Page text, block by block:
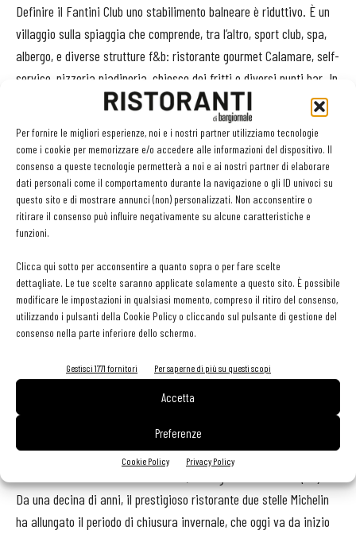
Per fornire le migliori esperienze, noi e i nostri partner utilizziamo tecnologie
come i cookie per memorizzare e/o accedere alle informazioni del dispositivo. Il
consenso a queste tecnologie permetterà a noi e ai nostri partner di elaborare
dati personali come il comportamento durante la navigazione o gli ID univoci su
questo sito e di mostrare annunci (non) personalizzati. Non acconsentire o
ritirare il consenso può influire negativamente su alcune caratteristiche e
funzioni.
Clicca qui sotto per acconsentire a quanto sopra o per fare scelte
dettagliate. Le tue scelte saranno applicate solamente a questo sito. È possibile
modificare le impostazioni in qualsiasi momento, compreso il ritiro del consenso,
utilizzando i pulsanti della Cookie Policy o cliccando sul pulsante di gestione del
consenso nella parte inferiore dello schermo.
Gestisci 1771 fornitori Per saperne di più su questi scopi
Accetta
Preferenze
Cookie Policy Privacy Policy
Definire il Fantini Club uno stabilimento balneare è riduttivo. È un
villaggio sulla spiaggia che comprende, tra l’altro, sport club, spa,
albergo, e diverse strutture f&b: ristorante gourmet Calamare, self-
service, pizzeria piadineria, chiosco dei fritti e diversi punti bar. In
totale, ci sono tre cucine. L’apertura è di circa sette
Trattenere il personale è il problema numero uno, racconta
Claudio Fantini: «Mediamente, abbiamo un turnover dal 20 al 40%
tra sala e cucina. Quest’anno abbiamo cambiato lo chef, in media
riusciamo a tenerli con noi 3-4 anni, poi vogliono fare nuove
esperienze, andare all’estero. La continuità è importante
soprattutto per il Calamare, il ristorante alla carta che ha
executive chef che fa da filtro e mi supporta per la ricerca del
personale e la soluzione di problemi. In agosto, il periodo più caldo,
questa figura di fatto fa lo psicologo. L’altro grande problema è la
sala, che è strategica. Se in cucina, grazie alla tv e a programmi
come Masterchef, è più facile trovare personale, non si trovano più
ragazzi italiani che vogliono intraprendere la carriera della sala.
Abbiamo un paio di cinquantenni che rappresentano la base, più
alcuni bravi laureandi che ci supportano nel weekend».
Da una decina di anni, il prestigioso ristorante due stelle Michelin
ha allungato il periodo di chiusura invernale, che oggi va da inizio